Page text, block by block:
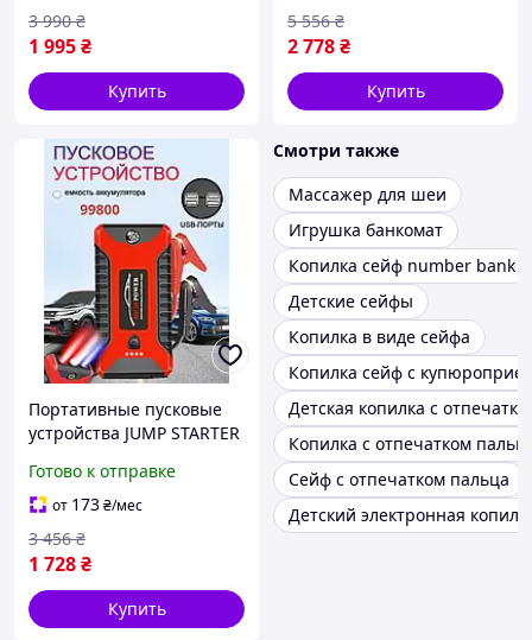
1 995₴
3 990 ₴
Купить
2 778₴
5 556 ₴
Купить
Портативные пусковые
устройства JUMP STARTER
пусковой прибор для
двигателя автомобиля
Готово к отправке
от 173₴/мес
1 728₴
3 456 ₴
Купить
Смотри также
Массажер для шеи
Игрушка банкомат
Копилка сейф number bank
Детские сейфы
Копилка в виде сейфа
Копилка сейф с
Детская копилка с
Копилка с отпечатком
Сейф с отпечатком пальца
Детский электронная